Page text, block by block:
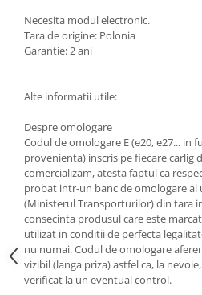
Carlige Nissan
Carlige Omoda
Carlige Polestar
Carlige Porsche
Carlige Renault
Carlige Seat
Carlige Skoda
Carlige SsangYong
Carlige Subaru
Scut motor Subaru
Scut motor Volvo
Scut motor Volvo C40
Scut motor Volvo V90
Scut motor Volvo XC40
Scut motor Vw
Necesita modul electronic.
Tara de origine: Polonia
Garantie: 2 ani
Alte informatii utile:
Despre omologare
Codul de omologare E (e20, e27... in
provenienta) inscris pe fiecare carlig
comercializam, atesta faptul ca
probat intr-un banc de omologare
(Ministerul Transporturilor) din tara
consecinta produsul care este
utilizat in conditii de perfecta
nu numai. Codul de omologare
vizibil (langa priza) astfel ca, la
verificat la un eventual control.